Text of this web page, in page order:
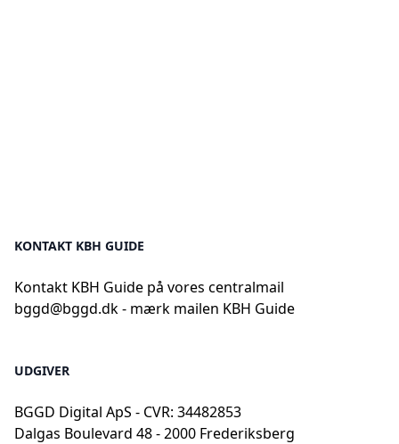
KONTAKT KBH GUIDE
Kontakt KBH Guide på vores centralmail
bggd@bggd.dk- mærk mailen KBH Guide
UDGIVER
BGGD Digital ApS - CVR: 34482853
Dalgas Boulevard 48 - 2000 Frederiksberg